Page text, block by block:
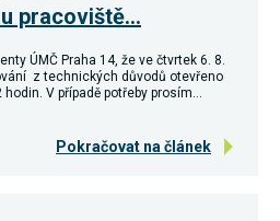
pracoviště…
ÚMČ Praha 14, že ve čtvrtek 6. 8.
z technických důvodů otevřeno
V případě potřeby prosím…
Pokračovat na článek
Personalizované
soubory cookie
soubory cookie a
další technologie,
abychom
potřebám a zájmům